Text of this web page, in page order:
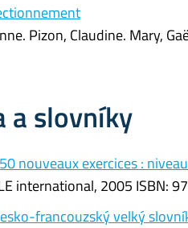
Pizon, Claudine. Mary,
a slovníky
nouveaux exercices :
international, 2005 ISBN:
francouzský velký